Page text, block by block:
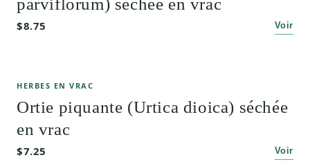
$8.75 Voir
HERBES EN VRAC
Ortie piquante (Urtica dioica) séchée
en vrac
$7.25 Voir